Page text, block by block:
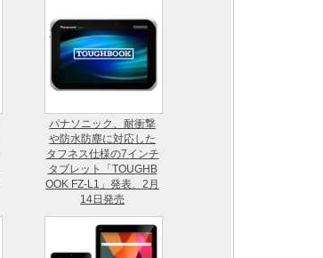
パナソニック、耐衝撃
や防水防塵に対応した
タフネス仕様の7インチ
タブレット「TOUGHB
OOK FZ-L1」発表、2月
14日発売